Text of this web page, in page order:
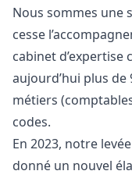
Nous sommes une
cesse
cabinet
aujourd’hui plus
métiers
codes.
En 2023, notre
donné un nouvel